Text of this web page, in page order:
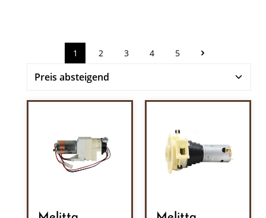
Seite
1 Seite
2 Seite
3 Seite
4 Seite
5